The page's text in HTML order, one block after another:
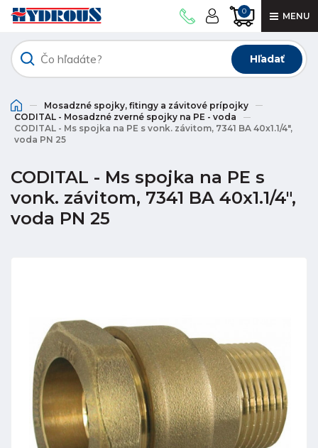
0 MENU
Hľadať
Mosadzné spojky, fitingy a závitové prípojky
CODITAL - Mosadzné zverné spojky na PE - voda
CODITAL - Ms spojka na PE s vonk. závitom, 7341 BA 40x1.1/4",
voda PN 25
CODITAL - Ms spojka na PE s
vonk. závitom, 7341 BA 40x1.1/4",
voda PN 25